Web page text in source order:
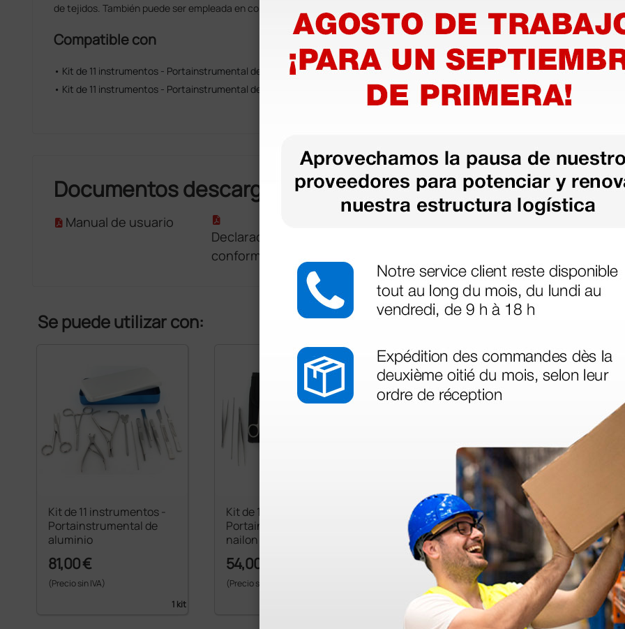
de tejidos. También puede ser empleada en contextos veterinarios donde sea aplicable.
Compatible con
• Kit de 11 instrumentos - Portainstrumental de aluminio
• Kit de 11 instrumentos - Portainstrumental de nailon
Documentos descargables
Manual de usuario
Declaración de
conformidad
Se puede utilizar con:
Kit de 11 instrumentos -
Portainstrumental de
aluminio
81,00 €
(Precio sin IVA)
1 kit
Kit de 11 instrumentos -
Portainstrumental de
nailon
54,00 €
(Precio sin IVA)